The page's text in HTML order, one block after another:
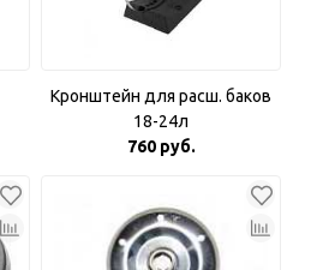
Кронштейн для расш. баков
18-24л
760 руб.